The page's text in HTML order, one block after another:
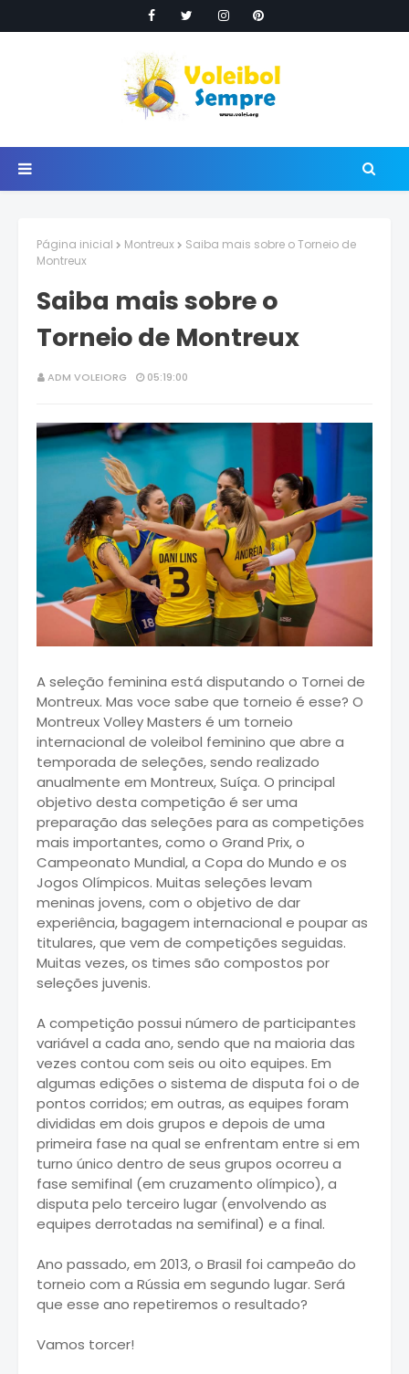
Página inicial Montreux
Saiba mais sobre o Torneio de
Montreux
Saiba mais sobre o
Torneio de Montreux
ADM VOLEIORG 05:19:00
A seleção feminina está disputando o Tornei de
Montreux. Mas voce sabe que torneio é esse? O
Montreux Volley Masters é um torneio
internacional de voleibol feminino que abre a
temporada de seleções, sendo realizado
anualmente em Montreux, Suíça. O principal
objetivo desta competição é ser uma
preparação das seleções para as competições
mais importantes, como o Grand Prix, o
Campeonato Mundial, a Copa do Mundo e os
Jogos Olímpicos. Muitas seleções levam
meninas jovens, com o objetivo de dar
experiência, bagagem internacional e poupar as
titulares, que vem de competições seguidas.
Muitas vezes, os times são compostos por
seleções juvenis.
A competição possui número de participantes
variável a cada ano, sendo que na maioria das
vezes contou com seis ou oito equipes. Em
algumas edições o sistema de disputa foi o de
pontos corridos; em outras, as equipes foram
divididas em dois grupos e depois de uma
primeira fase na qual se enfrentam entre si em
turno único dentro de seus grupos ocorreu a
fase semifinal (em cruzamento olímpico), a
disputa pelo terceiro lugar (envolvendo as
equipes derrotadas na semifinal) e a final.
Ano passado, em 2013, o Brasil foi campeão do
torneio com a Rússia em segundo lugar. Será
que esse ano repetiremos o resultado?
Vamos torcer!